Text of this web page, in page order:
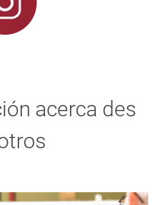
acerca des